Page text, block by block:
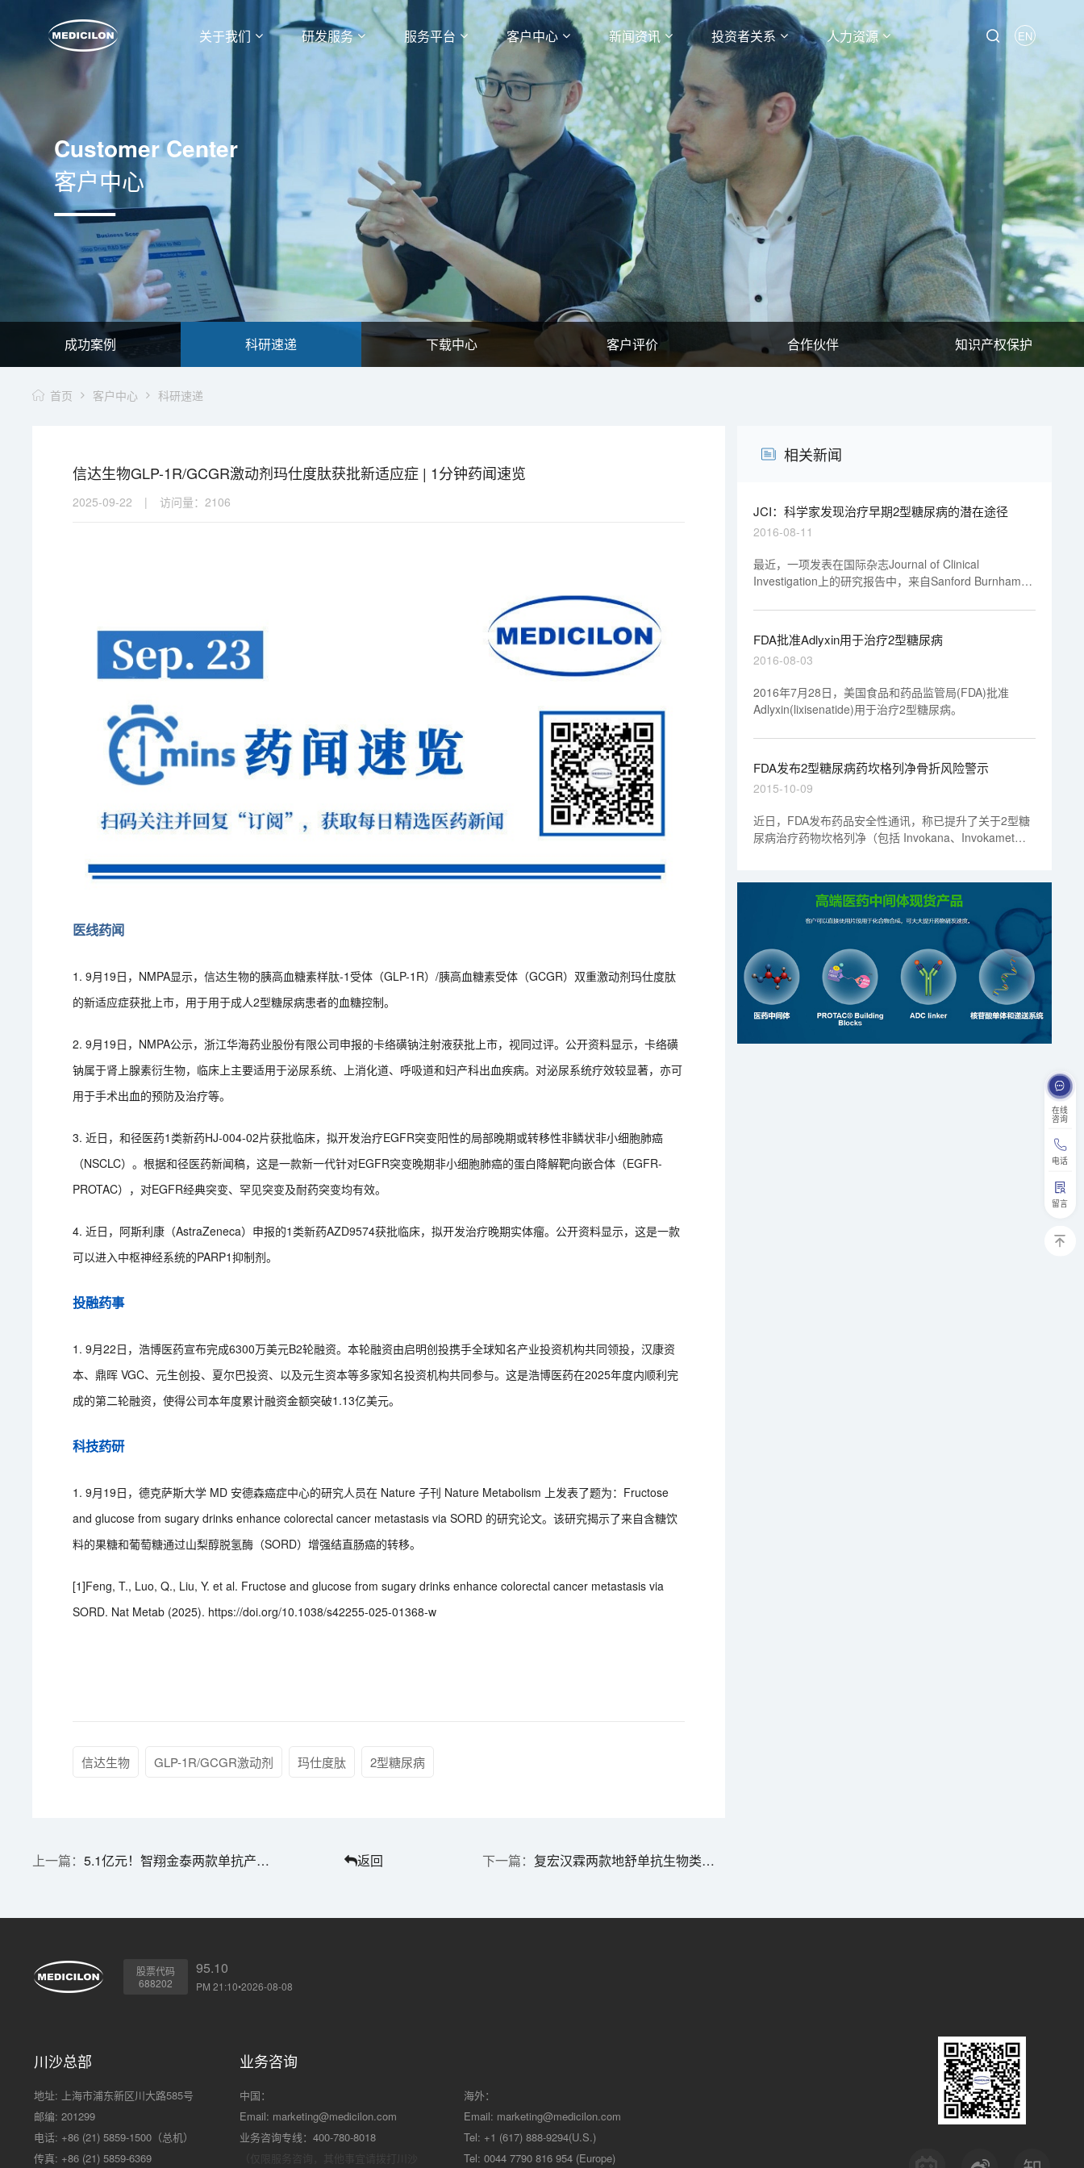
关于我们 研发服务 服务平台 客户中心 新闻资讯 投资者关系 人力资源 EN
在线
咨询
电话
留言
Customer Center
客户中心
成功案例 科研速递 下载中心 客户评价 合作伙伴 知识产权保护
首页 客户中心 科研速递
信达生物GLP-1R/GCGR激动剂玛仕度肽获批新适应症 | 1分钟药闻速览
2025-09-22 | 访问量：2106
医线药闻
1. 9月19日，NMPA显示，信达生物的胰高血糖素样肽-1受体（GLP-1R）/胰高血糖素受体（GCGR）双重激动剂玛仕度肽
的新适应症获批上市，用于用于成人2型糖尿病患者的血糖控制。
2. 9月19日，NMPA公示，浙江华海药业股份有限公司申报的卡络磺钠注射液获批上市，视同过评。公开资料显示，卡络磺
钠属于肾上腺素衍生物，临床上主要适用于泌尿系统、上消化道、呼吸道和妇产科出血疾病。对泌尿系统疗效较显著，亦可
用于手术出血的预防及治疗等。
3. 近日，和径医药1类新药HJ-004-02片获批临床，拟开发治疗EGFR突变阳性的局部晚期或转移性非鳞状非小细胞肺癌
（NSCLC）。根据和径医药新闻稿，这是一款新一代针对EGFR突变晚期非小细胞肺癌的蛋白降解靶向嵌合体（EGFR-
PROTAC），对EGFR经典突变、罕见突变及耐药突变均有效。
4. 近日，阿斯利康（AstraZeneca）申报的1类新药AZD9574获批临床，拟开发治疗晚期实体瘤。公开资料显示，这是一款
可以进入中枢神经系统的PARP1抑制剂。
投融药事
1. 9月22日，浩博医药宣布完成6300万美元B2轮融资。本轮融资由启明创投携手全球知名产业投资机构共同领投，汉康资
本、鼎晖 VGC、元生创投、夏尔巴投资、以及元生资本等多家知名投资机构共同参与。这是浩博医药在2025年度内顺利完
成的第二轮融资，使得公司本年度累计融资金额突破1.13亿美元。
科技药研
1. 9月19日，德克萨斯大学 MD 安德森癌症中心的研究人员在 Nature 子刊 Nature Metabolism 上发表了题为：Fructose
and glucose from sugary drinks enhance colorectal cancer metastasis via SORD 的研究论文。该研究揭示了来自含糖饮
料的果糖和葡萄糖通过山梨醇脱氢酶（SORD）增强结直肠癌的转移。
[1]Feng, T., Luo, Q., Liu, Y. et al. Fructose and glucose from sugary drinks enhance colorectal cancer metastasis via
SORD. Nat Metab (2025). https://doi.org/10.1038/s42255-025-01368-w
信达生物 GLP-1R/GCGR激动剂 玛仕度肽 2型糖尿病
5.1亿元！智翔金泰两款单抗产品授权落地 | 1分钟药闻速览 返回 复宏汉霖两款地舒单抗生物类似药获欧盟批准上市 | 1分钟药闻速览
相关新闻
JCI：科学家发现治疗早期2型糖尿病的潜在途径
2016-08-11
最近，一项发表在国际杂志Journal of Clinical
Investigation上的研究报告中，来自Sanford Burnham
种抑制2型糖尿病发生的潜在药物靶点，研究结果表明，
阻断肌肉中细胞中的葡萄糖感受器或可改善机体对胰岛素
的反应性。
FDA批准Adlyxin用于治疗2型糖尿病
2016-08-03
2016年7月28日，美国食品和药品监管局(FDA)批准
Adlyxin(lixisenatide)用于治疗2型糖尿病。
FDA发布2型糖尿病药坎格列净骨折风险警示
2015-10-09
近日，FDA发布药品安全性通讯，称已提升了关于2型糖
尿病治疗药物坎格列净（包括 Invokana、Invokamet）
股票代码
688202
95.10
PM 21:10•2026-08-08
川沙总部
地址: 上海市浦东新区川大路585号
邮编: 201299
电话: +86 (21) 5859-1500（总机）
传真: +86 (21) 5859-6369
业务咨询
中国：
Email: marketing@medicilon.com
业务咨询专线：400-780-8018
海外：
Email: marketing@medicilon.com
Tel: +1 (617) 888-9294(U.S.)
Tel: 0044 7790 816 954 (Europe)